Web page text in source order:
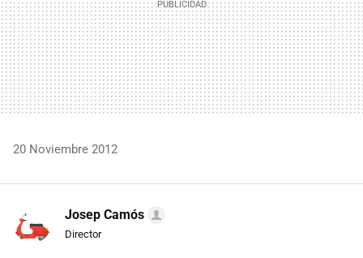
20 Noviembre 2012
Josep Camós
Director